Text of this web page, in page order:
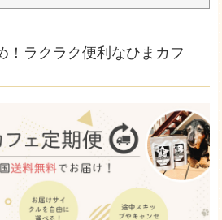
！ラクラク便利なひまカフ